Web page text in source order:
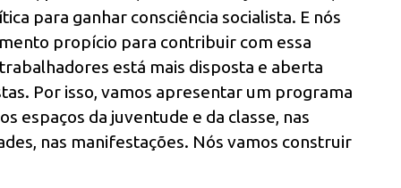
para ganhar consciência socialista. E nós
propício para contribuir com essa
está mais disposta e aberta
Por isso, vamos apresentar um programa
espaços da juventude e da classe, nas
nas manifestações. Nós vamos construir